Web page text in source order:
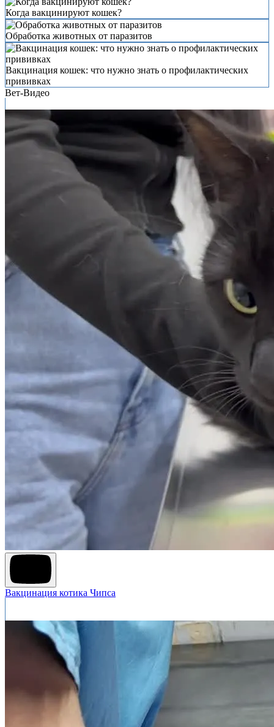
Когда вакцинируют кошек?
Обработка животных от паразитов
Вакцинация кошек: что нужно знать о профилактических
прививках
Вет-Видео
Вакцинация котика Чипса